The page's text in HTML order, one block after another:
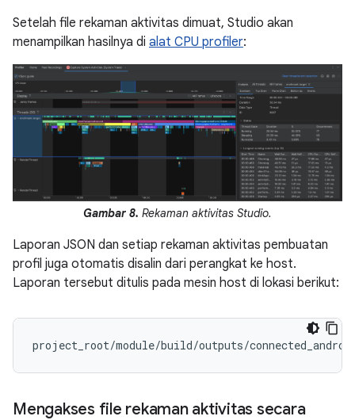
Setelah file rekaman aktivitas dimuat, Studio akan
menampilkan hasilnya di alat CPU profiler:
Gambar 8. Rekaman aktivitas Studio.
Laporan JSON dan setiap rekaman aktivitas pembuatan
profil juga otomatis disalin dari perangkat ke host.
Laporan tersebut ditulis pada mesin host di lokasi berikut:
Mengakses file rekaman aktivitas secara